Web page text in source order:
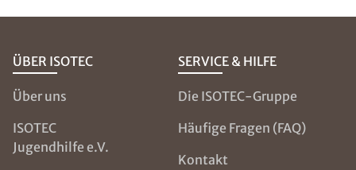
ÜBER ISOTEC
Über uns
ISOTEC
Jugendhilfe e.V.
SERVICE & HILFE
Die ISOTEC-Gruppe
Häufige Fragen (FAQ)
Kontakt